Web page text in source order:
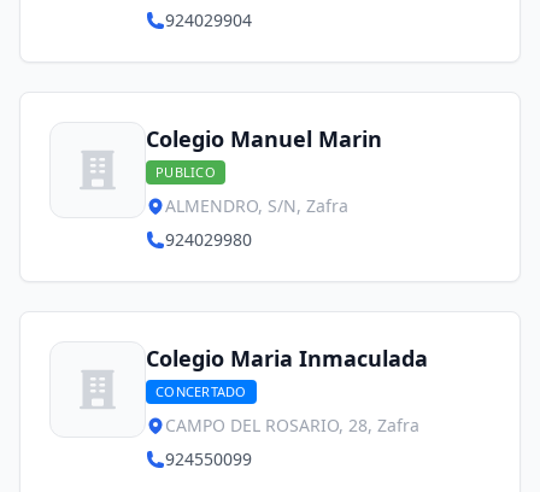
924029904
Colegio Manuel Marin
PUBLICO
ALMENDRO, S/N, Zafra
924029980
Colegio Maria Inmaculada
CONCERTADO
CAMPO DEL ROSARIO, 28, Zafra
924550099